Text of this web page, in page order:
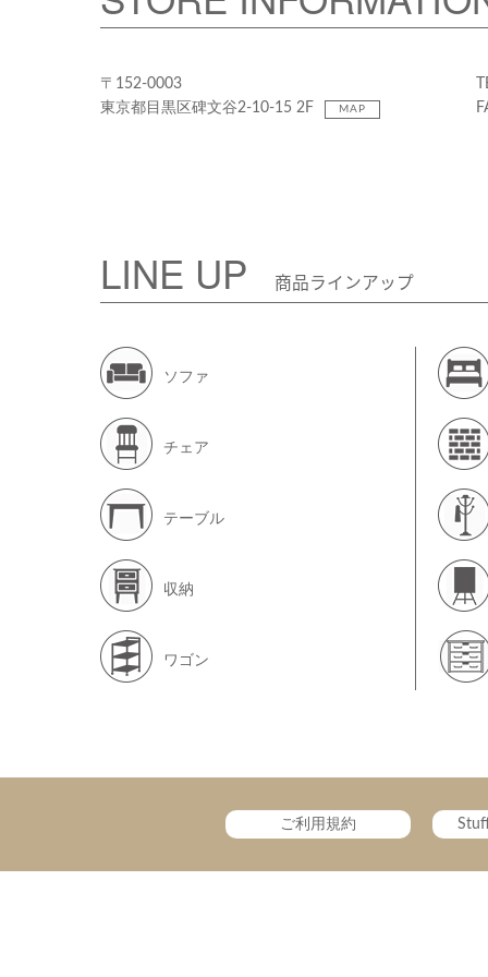
〒152-0003
東京都目黒区碑文谷2-10-15 2F
MAP
LINE UP 商品ラインアップ
ソファ
チェア
テーブル
収納
ワゴン
ご利用規約